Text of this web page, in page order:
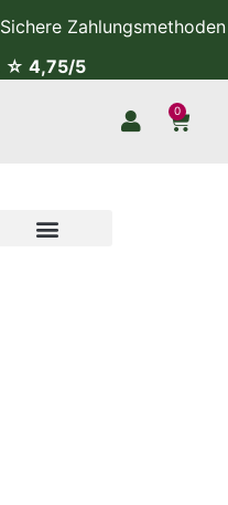
Sichere Zahlungsmethoden
☆ 4,75/5
0